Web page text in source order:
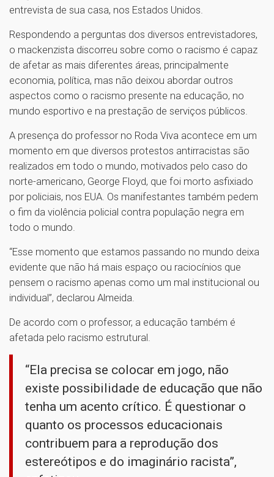
entrevista de sua casa, nos Estados Unidos.
Respondendo a perguntas dos diversos entrevistadores,
o mackenzista discorreu sobre como o racismo é capaz
de afetar as mais diferentes áreas, principalmente
economia, política, mas não deixou abordar outros
aspectos como o racismo presente na educação, no
mundo esportivo e na prestação de serviços públicos.
A presença do professor no Roda Viva acontece em um
momento em que diversos protestos antirracistas são
realizados em todo o mundo, motivados pelo caso do
norte-americano, George Floyd, que foi morto asfixiado
por policiais, nos EUA. Os manifestantes também pedem
o fim da violência policial contra população negra em
todo o mundo.
“Esse momento que estamos passando no mundo deixa
evidente que não há mais espaço ou raciocínios que
pensem o racismo apenas como um mal institucional ou
individual”, declarou Almeida.
De acordo com o professor, a educação também é
afetada pelo racismo estrutural.
“Ela precisa se colocar em jogo, não
existe possibilidade de educação que não
tenha um acento crítico. É questionar o
quanto os processos educacionais
contribuem para a reprodução dos
estereótipos e do imaginário racista”,